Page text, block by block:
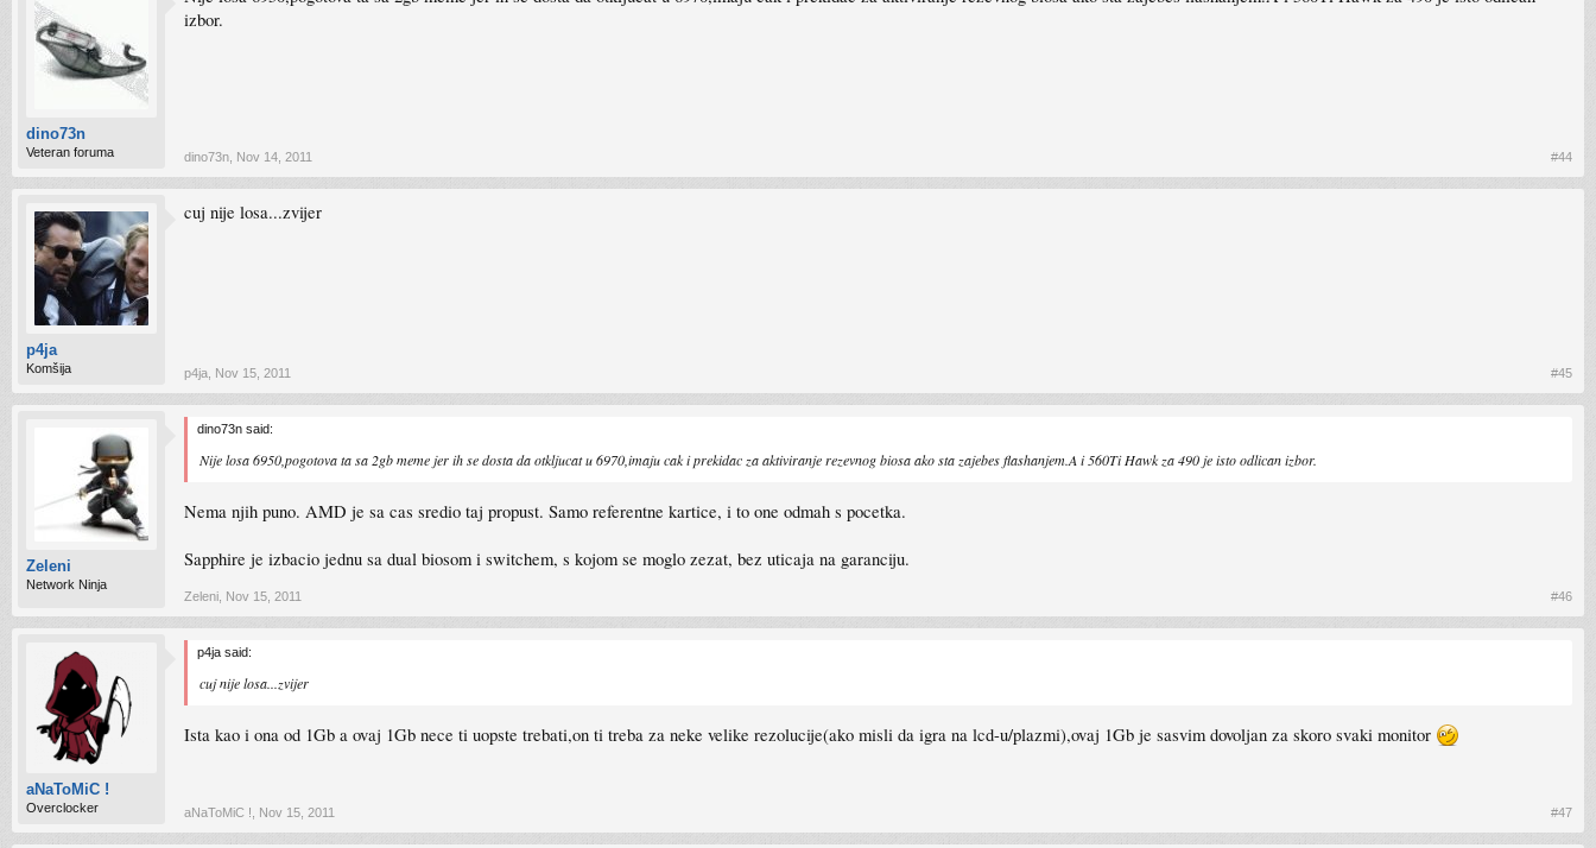
dino73n
Veteran foruma
izbor.
dino73n Nov 14, 2011 #44
p4ja
Komšija
cuj nije losa...zvijer
p4ja Nov 15, 2011 #45
Zeleni
Network Ninja
dino73n said:
Nije losa 6950,pogotova ta sa 2gb meme jer ih se dosta da otkljucat u 6970,imaju cak i prekidac za aktiviranje rezevnog biosa ako sta zajebes flashanjem.A i 560Ti Hawk za 490 je isto odlican izbor.
Nema njih puno. AMD je sa cas sredio taj propust. Samo referentne kartice, i to one odmah s pocetka.
Sapphire je izbacio jednu sa dual biosom i switchem, s kojom se moglo zezat, bez uticaja na garanciju.
Zeleni Nov 15, 2011 #46
aNaToMiC !
Overclocker
p4ja said:
cuj nije losa...zvijer
Ista kao i ona od 1Gb a ovaj 1Gb nece ti uopste trebati,on ti treba za neke velike rezolucije(ako misli da igra na lcd-u/plazmi),ovaj 1Gb je sasvim dovoljan za skoro svaki monitor
aNaToMiC ! Nov 15, 2011 #47